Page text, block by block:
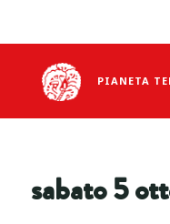
PIANETA
sabato 5